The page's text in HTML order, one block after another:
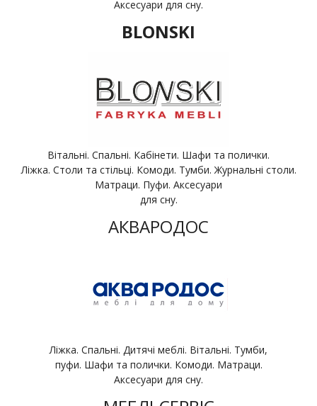
Аксесуари для сну.
BLONSKI
Вітальні. Спальні. Кабінети. Шафи та полички.
Ліжка. Столи та стільці. Комоди. Тумби. Журнальні столи.
Матраци. Пуфи. Аксесуари
для сну.
АКВАРОДОС
Ліжка. Спальні. Дитячі меблі. Вітальні. Тумби,
пуфи. Шафи та полички. Комоди. Матраци.
Аксесуари для сну.